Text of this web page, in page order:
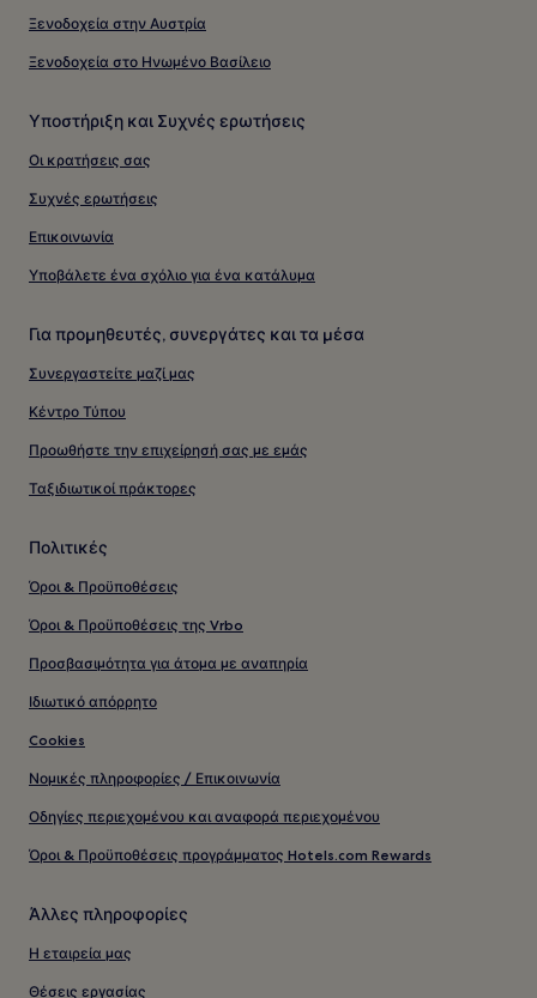
Ξενοδοχεία στην Αυστρία
Ξενοδοχεία στο Ηνωμένο Βασίλειο
Υποστήριξη και Συχνές ερωτήσεις
Οι κρατήσεις σας
Συχνές ερωτήσεις
Επικοινωνία
Υποβάλετε ένα σχόλιο για ένα κατάλυμα
Για προμηθευτές, συνεργάτες και τα μέσα
Συνεργαστείτε μαζί μας
Κέντρο Τύπου
Προωθήστε την επιχείρησή σας με εμάς
Ταξιδιωτικοί πράκτορες
Πολιτικές
Όροι & Προϋποθέσεις
Όροι & Προϋποθέσεις της Vrbo
Προσβασιμότητα για άτομα με αναπηρία
Ιδιωτικό απόρρητο
Cookies
Νομικές πληροφορίες / Επικοινωνία
Οδηγίες περιεχομένου και αναφορά περιεχομένου
Όροι & Προϋποθέσεις προγράμματος Hotels.com Rewards
Άλλες πληροφορίες
Η εταιρεία μας
Θέσεις εργασίας